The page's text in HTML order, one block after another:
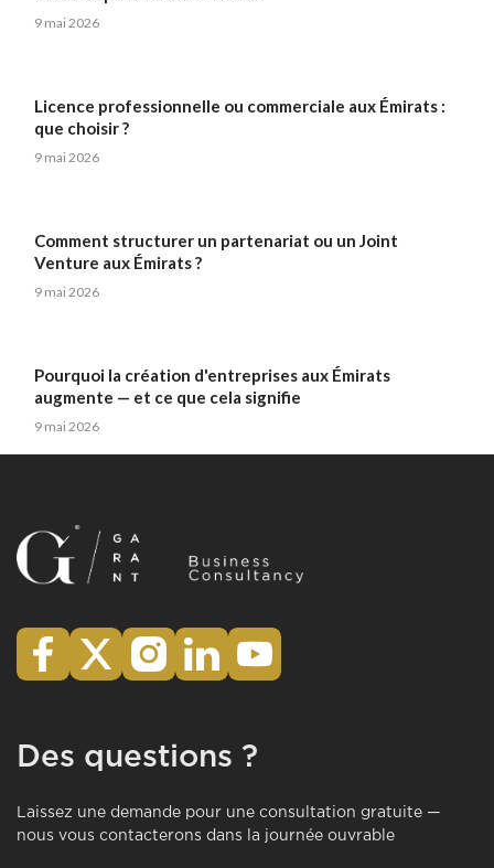
9 mai 2026
Licence professionnelle ou commerciale aux Émirats :
que choisir ?
9 mai 2026
Comment structurer un partenariat ou un Joint
Venture aux Émirats ?
9 mai 2026
Pourquoi la création d'entreprises aux Émirats
augmente — et ce que cela signifie
9 mai 2026
Des questions ?
Laissez une demande pour une consultation gratuite —
nous vous contacterons dans la journée ouvrable